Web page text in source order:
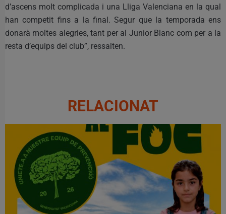
d’ascens molt complicada i una Lliga Valenciana en la qual
han competit fins a la final. Segur que la temporada ens
donarà moltes alegries, tant per al Junior Blanc com per a la
resta d’equips del club”, ressalten.
RELACIONAT